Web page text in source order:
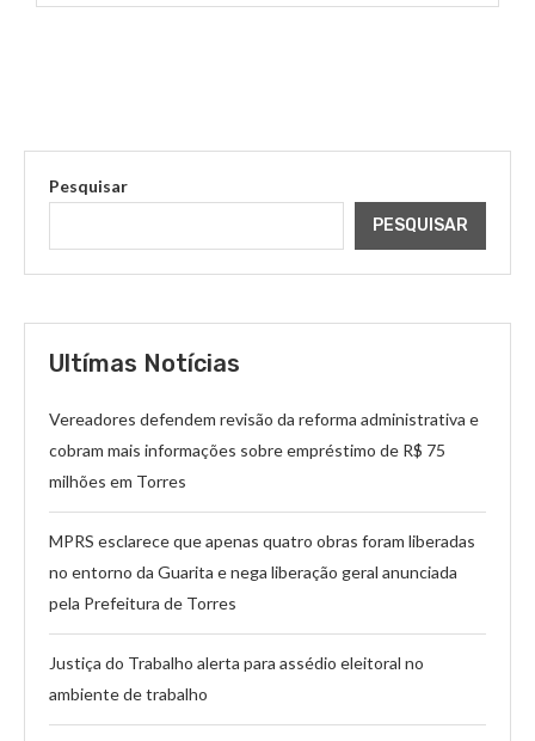
Pesquisar
PESQUISAR
Ultímas Notícias
Vereadores defendem revisão da reforma administrativa e
cobram mais informações sobre empréstimo de R$ 75
milhões em Torres
MPRS esclarece que apenas quatro obras foram liberadas
no entorno da Guarita e nega liberação geral anunciada
pela Prefeitura de Torres
Justiça do Trabalho alerta para assédio eleitoral no
ambiente de trabalho